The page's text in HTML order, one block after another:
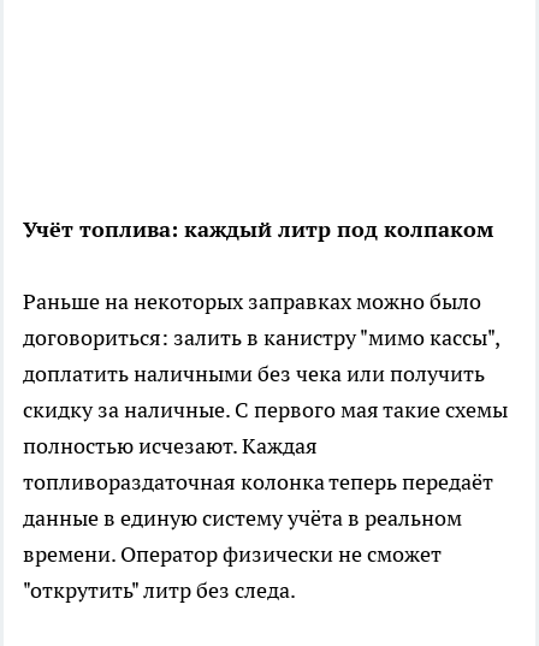
Учёт топлива: каждый литр под колпаком
Раньше на некоторых заправках можно было
договориться: залить в канистру "мимо кассы",
доплатить наличными без чека или получить
скидку за наличные. С первого мая такие схемы
полностью исчезают. Каждая
топливораздаточная колонка теперь передаёт
данные в единую систему учёта в реальном
времени. Оператор физически не сможет
"открутить" литр без следа.